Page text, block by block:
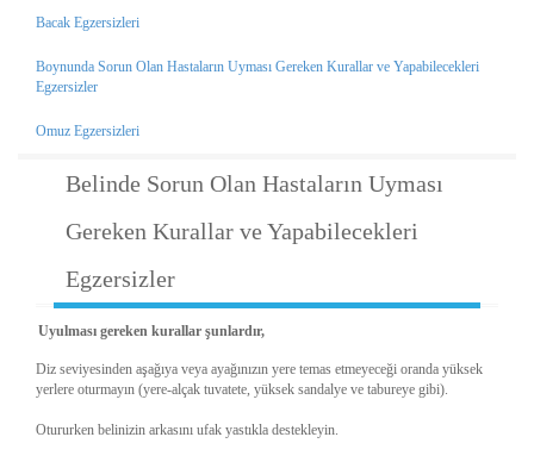
Bacak Egzersizleri
Boynunda Sorun Olan Hastaların Uyması Gereken Kurallar ve Yapabilecekleri
Egzersizler
Omuz Egzersizleri
Belinde Sorun Olan Hastaların Uyması
Gereken Kurallar ve Yapabilecekleri
Egzersizler
Uyulması gereken kurallar şunlardır,
Diz seviyesinden aşağıya veya ayağınızın yere temas etmeyeceği oranda yüksek
yerlere oturmayın (yere-alçak tuvatete, yüksek sandalye ve tabureye gibi).
Otururken belinizin arkasını ufak yastıkla destekleyin.